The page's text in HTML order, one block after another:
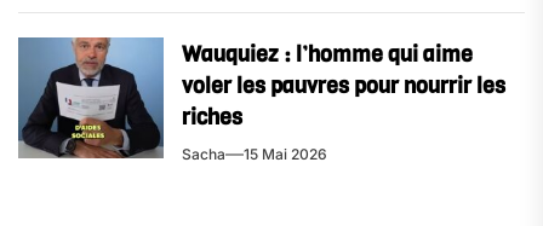
Wauquiez : l’homme qui aime
voler les pauvres pour nourrir les
riches
Sacha 15 Mai 2026